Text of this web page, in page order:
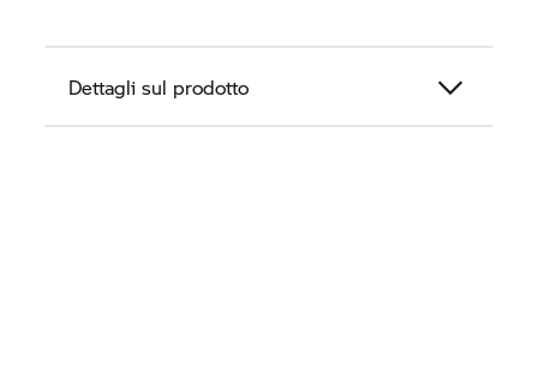
Dettagli sul prodotto